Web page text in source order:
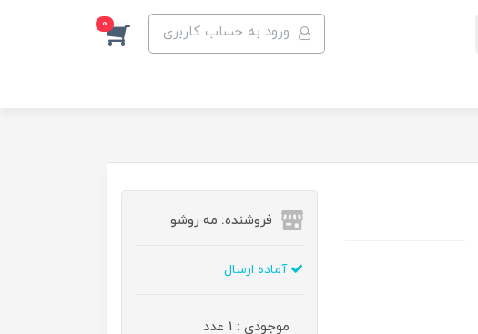
ورود به حساب کاربری 0
فروشنده: مه رو‌شو
آماده ارسال
موجودی : 1 عدد